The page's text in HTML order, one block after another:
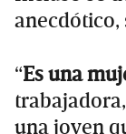
anecdótico,
“Es una
una joven